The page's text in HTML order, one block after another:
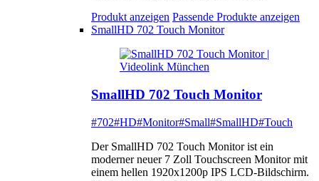
Produkt anzeigen Passende Produkte anzeigen
SmallHD 702 Touch Monitor
SmallHD 702 Touch Monitor
#702#HD#Monitor#Small#SmallHD#Touch
Der SmallHD 702 Touch Monitor ist ein
moderner neuer 7 Zoll Touchscreen Monitor mit
einem hellen 1920x1200p IPS LCD-Bildschirm.